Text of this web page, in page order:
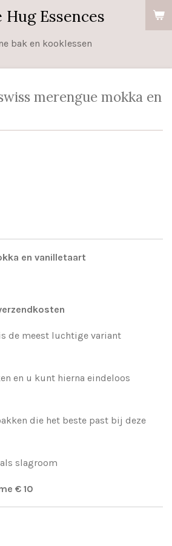
Hug Essences
bak en kooklessen
merengue mokka en
en vanilletaart
de meest luchtige variant
en u kunt hierna eindeloos
die het beste past bij deze
slagroom
€ 10